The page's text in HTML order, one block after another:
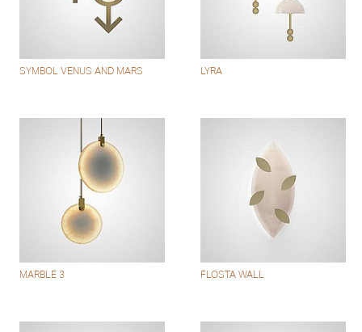
SYMBOL VENUS AND MARS LYRA
MARBLE 3 FLOSTA WALL